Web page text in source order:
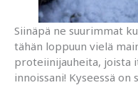
Siinäpä ne suurimmat
tähän loppuun vielä
proteiinijauheita, joista
innoissani! Kyseessä on